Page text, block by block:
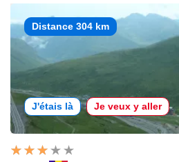
Distance 304 km
J'étais là Je veux y aller